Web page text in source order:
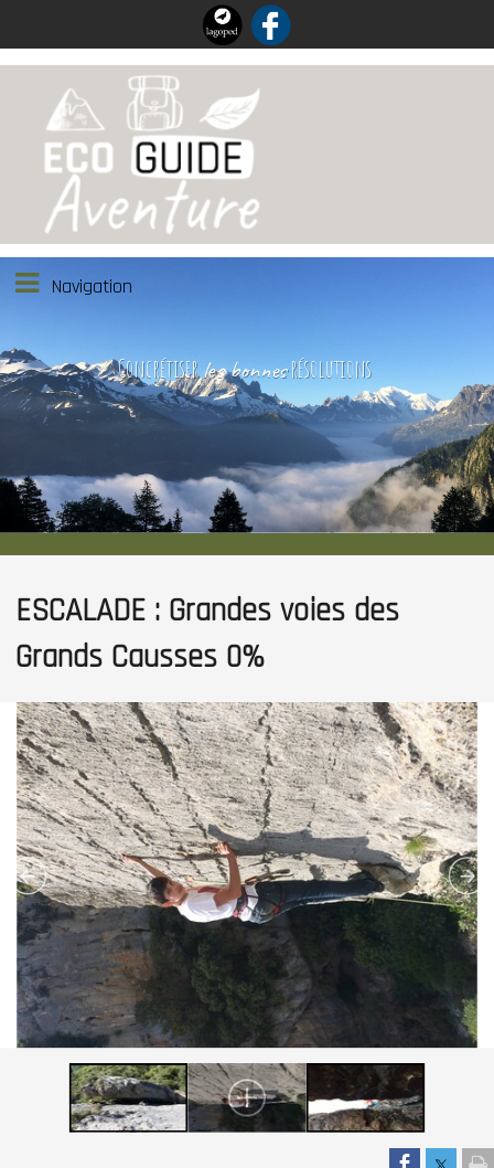
Navigation
Concrétiserles bonnesrésolutions
ESCALADE : Grandes voies des
Grands Causses 0%